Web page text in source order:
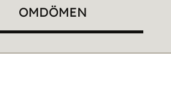
OMDÖMEN